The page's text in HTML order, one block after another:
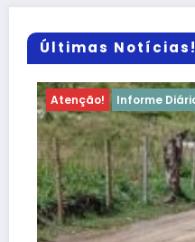
Últimas Notícias!
Informe Diário